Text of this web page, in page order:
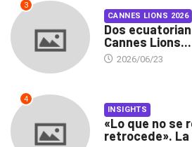
3
CANNES LIONS 2026
Dos
Cannes Lions...
2026/06/23
4
INSIGHTS
«Lo que no se
retrocede». La